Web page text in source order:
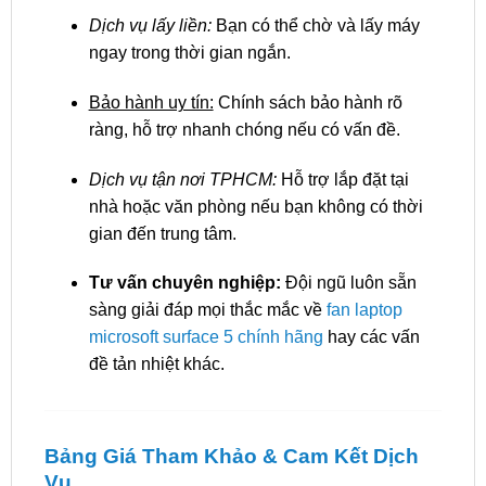
Dịch vụ lấy liền:Bạn có thể chờ và lấy máy
ngay trong thời gian ngắn.
Bảo hành uy tín: Chính sách bảo hành rõ
ràng, hỗ trợ nhanh chóng nếu có vấn đề.
Dịch vụ tận nơi TPHCM:Hỗ trợ lắp đặt tại
nhà hoặc văn phòng nếu bạn không có thời
gian đến trung tâm.
Tư vấn chuyên nghiệp: Đội ngũ luôn sẵn
sàng giải đáp mọi thắc mắc về fan laptop
microsoft surface 5 chính hãng hay các vấn
đề tản nhiệt khác.
Bảng Giá Tham Khảo & Cam Kết Dịch